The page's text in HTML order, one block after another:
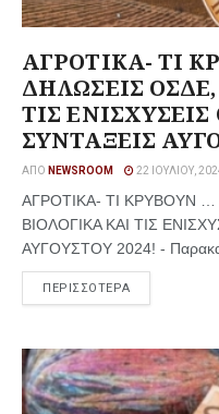
ΑΓΡΟΤΙΚΑ- ΤΙ
ΔΗΛΩΣΕΙΣ
ΤΙΣ
ΣΥΝΤΑΞΕΙΣ
ΑΠΌ NEWSROOM 22 ΙΟΥΛΊΟΥ,
ΑΓΡΟΤΙΚΑ- ΤΙ ΚΡΥΒΟΥΝ
ΒΙΟΛΟΓΙΚΑ ΚΑΙ ΤΙΣ
ΑΥΓΟΥΣΤΟΥ 2024! -
ΠΕΡΙΣΣΟΤΕΡΑ